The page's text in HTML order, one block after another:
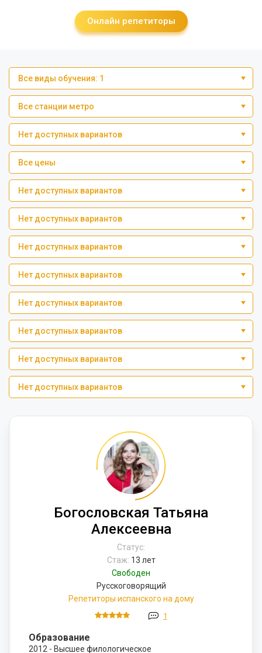
Онлайн репетиторы
Все виды обучения: 1
Все станции метро
Нет доступных вариантов
Все цены
Нет доступных вариантов
Нет доступных вариантов
Нет доступных вариантов
Нет доступных вариантов
Нет доступных вариантов
Нет доступных вариантов
Нет доступных вариантов
Нет доступных вариантов
Богословская Татьяна
Алексеевна
Статус:
Стаж: 13 лет
Свободен
Русскоговорящий
Репетиторы испанского на дому
1
Образование
2012 - Высшее филологическое